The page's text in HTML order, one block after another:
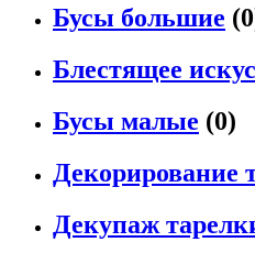
Бусы большие
Блестящее
Бусы малые (0)
Декорирование
Декупаж